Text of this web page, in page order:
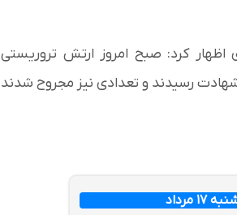
اظهار کرد: صبح امروز ارتش تروریستی
رسیدند و تعدادی نیز مجروح شدند
مرداد